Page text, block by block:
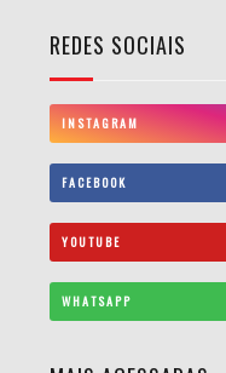
REDES SOCIAIS
INSTAGRAM
FACEBOOK
YOUTUBE
WHATSAPP